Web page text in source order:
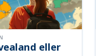
eller